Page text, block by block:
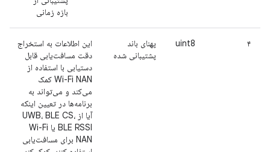
بازه زمانی
۴ uint8
پهنای باند
پشتیبانی شده
این اطلاعات به استخراج
دقت مسافت‌یابی قابل
دستیابی با استفاده از
Wi-Fi NAN کمک
می‌کند و می‌تواند به
برنامه‌ها در تعیین اینکه
آیا از UWB، BLE CS،
BLE RSSI یا Wi-Fi
NAN برای مسافت‌یابی